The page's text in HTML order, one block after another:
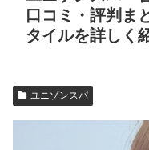
口コミ・評判ま
タイルを詳しく
ユニゾンスパ